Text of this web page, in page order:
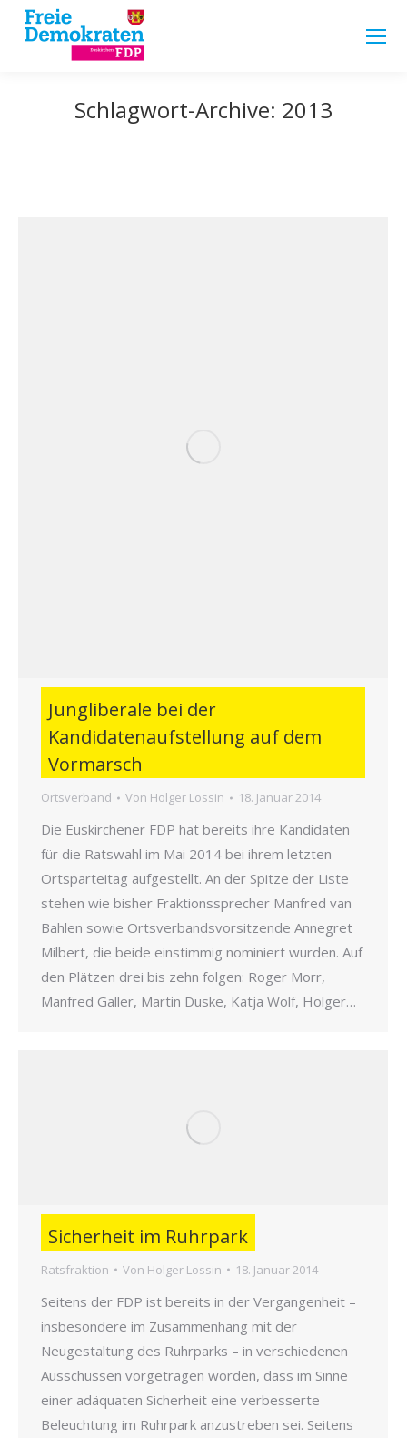
Schlagwort-Archive: 2013
Jungliberale bei der
Kandidatenaufstellung auf dem
Vormarsch
Ortsverband Von Holger Lossin 18. Januar 2014
Die Euskirchener FDP hat bereits ihre Kandidaten
für die Ratswahl im Mai 2014 bei ihrem letzten
Ortsparteitag aufgestellt. An der Spitze der Liste
stehen wie bisher Fraktionssprecher Manfred van
Bahlen sowie Ortsverbandsvorsitzende Annegret
Milbert, die beide einstimmig nominiert wurden. Auf
den Plätzen drei bis zehn folgen: Roger Morr,
Manfred Galler, Martin Duske, Katja Wolf, Holger…
Sicherheit im Ruhrpark
Ratsfraktion Von Holger Lossin 18. Januar 2014
Seitens der FDP ist bereits in der Vergangenheit –
insbesondere im Zusammenhang mit der
Neugestaltung des Ruhrparks – in verschiedenen
Ausschüssen vorgetragen worden, dass im Sinne
einer adäquaten Sicherheit eine verbesserte
Beleuchtung im Ruhrpark anzustreben sei. Seitens